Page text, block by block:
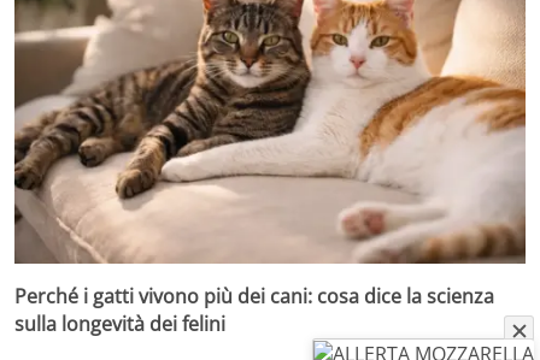
Perché i gatti vivono più dei cani: cosa dice la scienza
sulla longevità dei felini